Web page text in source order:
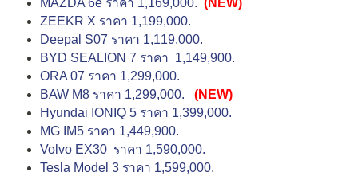
MAZDA 6e ราคา 1,169,000. (NEW)
ZEEKR X ราคา 1,199,000.
Deepal S07 ราคา 1,119,000.
BYD SEALION 7 ราคา 1,149,900.
ORA 07 ราคา 1,299,000.
BAW M8 ราคา 1,299,000.
(NEW)
Hyundai IONIQ 5 ราคา 1,399,000.
MG IM5 ราคา 1,449,900.
Volvo EX30 ราคา 1,590,000.
Tesla Model 3 ราคา 1,599,000.